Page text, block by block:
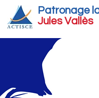
Patronage
Jules Vallès